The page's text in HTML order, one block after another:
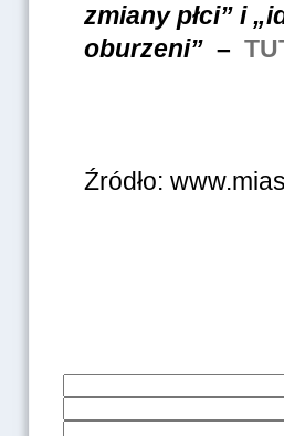
zmiany płci” i
oburzeni”–
Źródło: